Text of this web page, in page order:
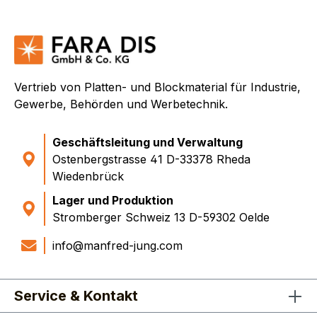
nötigen Angaben an uns, unter info@manfred-jung.com!
MJ 080626
Vertrieb von Platten- und Blockmaterial für Industrie,
Gewerbe, Behörden und Werbetechnik.
Geschäftsleitung und Verwaltung
Ostenbergstrasse 41 D-33378 Rheda
Wiedenbrück
Lager und Produktion
Stromberger Schweiz 13 D-59302 Oelde
info@manfred-jung.com
Service & Kontakt